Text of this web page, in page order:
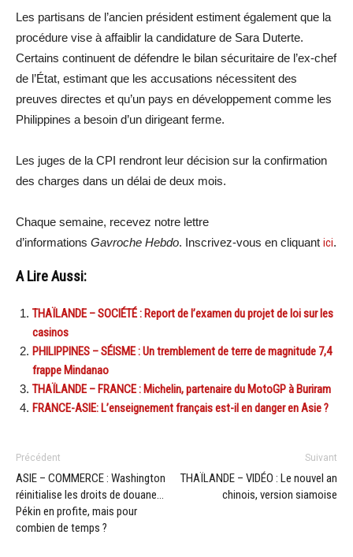
Les partisans de l’ancien président estiment également que la
procédure vise à affaiblir la candidature de Sara Duterte.
Certains continuent de défendre le bilan sécuritaire de l’ex-chef
de l’État, estimant que les accusations nécessitent des
preuves directes et qu’un pays en développement comme les
Philippines a besoin d’un dirigeant ferme.
Les juges de la CPI rendront leur décision sur la confirmation
des charges dans un délai de deux mois.
Chaque semaine, recevez notre lettre
d’informations Gavroche Hebdo. Inscrivez-vous en cliquant ici.
A Lire Aussi:
THAÏLANDE – SOCIÉTÉ : Report de l’examen du projet de loi sur les
casinos
PHILIPPINES – SÉISME : Un tremblement de terre de magnitude 7,4
frappe Mindanao
THAÏLANDE – FRANCE : Michelin, partenaire du MotoGP à Buriram
FRANCE-ASIE: L’enseignement français est-il en danger en Asie ?
Précédent
ASIE – COMMERCE : Washington
réinitialise les droits de douane…
Pékin en profite, mais pour
combien de temps ?
Suivant
THAÏLANDE – VIDÉO : Le nouvel an
chinois, version siamoise